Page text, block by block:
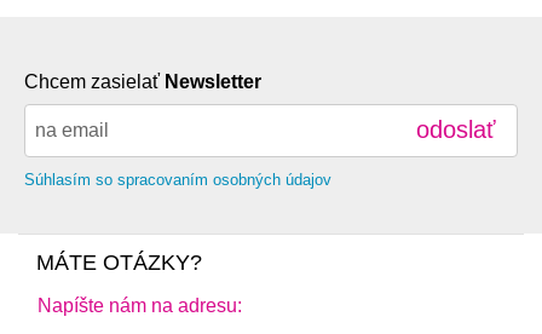
Chcem zasielať Newsletter
odoslať
Súhlasím so spracovaním osobných údajov
MÁTE OTÁZKY?
Napíšte nám na adresu: